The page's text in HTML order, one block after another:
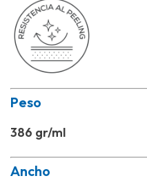
Peso
386 gr/ml
Ancho